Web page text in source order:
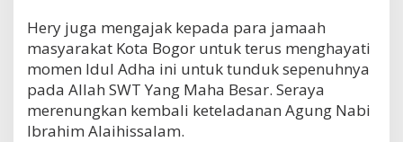
Hery juga mengajak kepada para jamaah
masyarakat Kota Bogor untuk terus menghayati
momen Idul Adha ini untuk tunduk sepenuhnya
pada Allah SWT Yang Maha Besar. Seraya
merenungkan kembali keteladanan Agung Nabi
Ibrahim Alaihissalam.